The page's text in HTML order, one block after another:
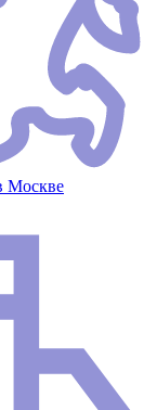
Москве